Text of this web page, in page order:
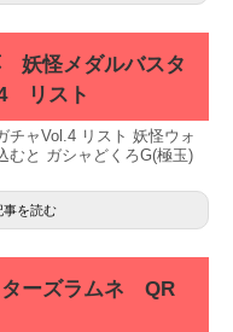
妖怪メダルバスタ
リスト
チャVol.4 リスト 妖怪ウォ
むと ガシャどくろG(極玉)
事を読む
ターズラムネ QR